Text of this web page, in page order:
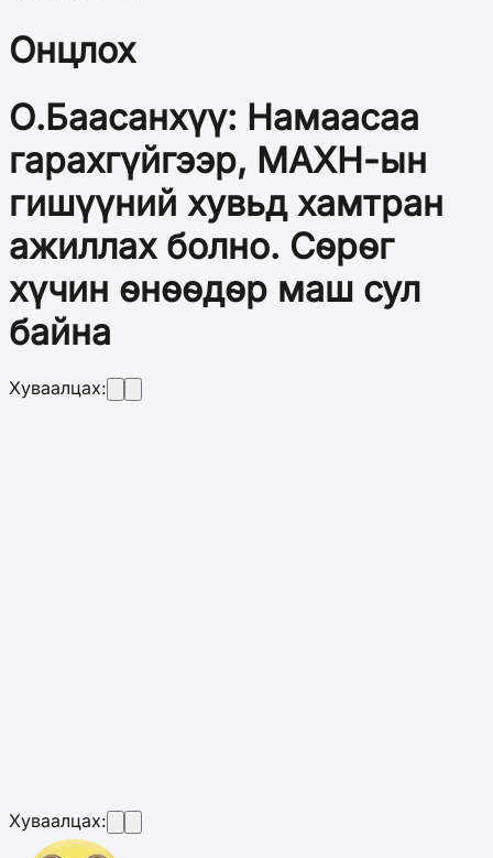
Онцлох
О.Баасанхүү: Намаасаа
гарахгүйгээр, МАХН-ын
гишүүний хувьд хамтран
ажиллах болно. Сөрөг
хүчин өнөөдөр маш сул
байна
Хуваалцах:
Хуваалцах: